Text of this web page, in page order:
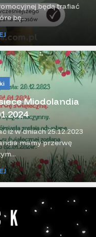
będą trafiać
bę...
Miodolandia
iż w dniach 25.12.2023
mamy przerwę